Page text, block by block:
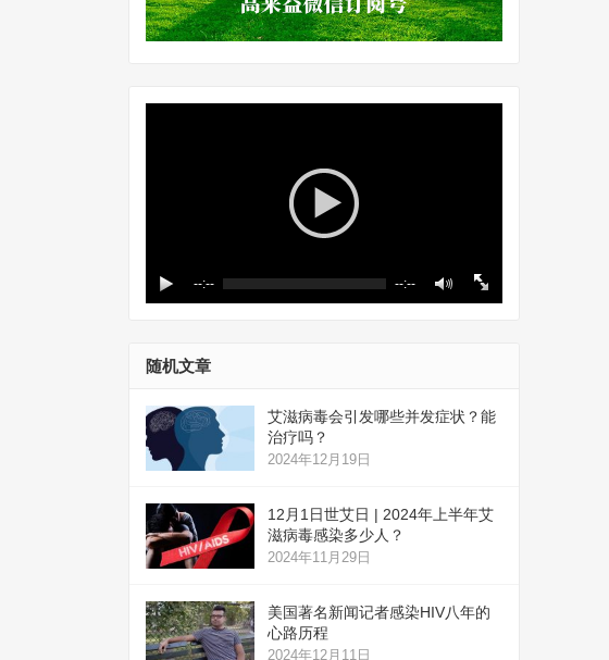
--:-- --:--
随机文章
艾滋病毒会引发哪些并发症状？能
治疗吗？
2024年12月19日
12月1日世艾日 | 2024年上半年艾
滋病毒感染多少人？
2024年11月29日
美国著名新闻记者感染HIV八年的
心路历程
2024年12月11日